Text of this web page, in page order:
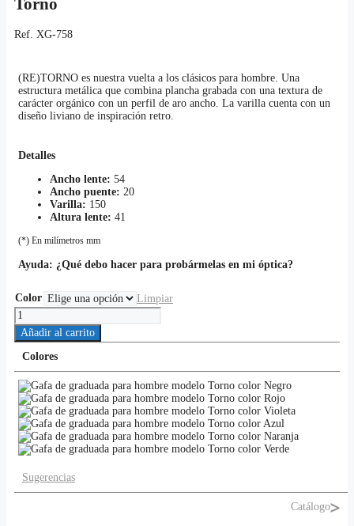
Torno
Ref. XG-758
(RE)TORNO es nuestra vuelta a los clásicos para hombre. Una
estructura metálica que combina plancha grabada con una textura de
carácter orgánico con un perfil de aro ancho. La varilla cuenta con un
diseño liviano de inspiración retro.
Detalles
Ancho lente: 54
Ancho puente: 20
Varilla: 150
Altura lente: 41
(*) En milímetros mm
Ayuda: ¿Qué debo hacer para probármelas en mi óptica?
Color
Limpiar
Torno
cantidad
Añadir al carrito
Colores
Sugerencias
Catálogo